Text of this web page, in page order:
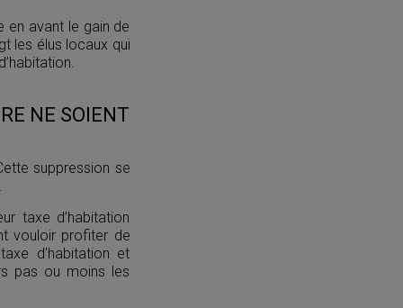
en avant le gain de
les élus locaux qui
NE SOIENT
suppression se
taxe d’habitation
vouloir profiter de
d’habitation et
pas ou moins les